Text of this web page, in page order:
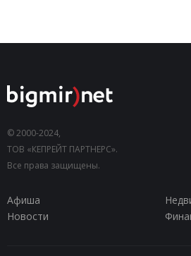
© 2000-2024,
ТОВ «КЕПРЕЙТ ПАРТНЕРС».
Все права защищены.
Афиша
Новости